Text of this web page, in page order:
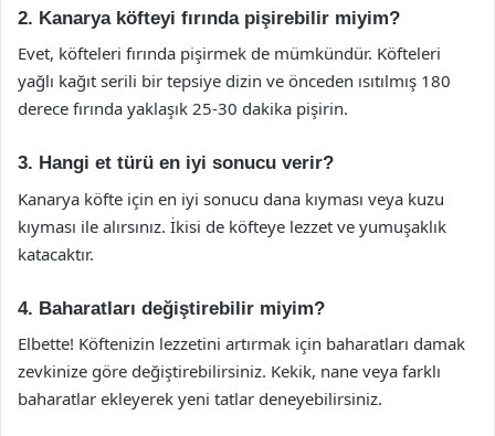
2. Kanarya köfteyi fırında pişirebilir miyim?
Evet, köfteleri fırında pişirmek de mümkündür. Köfteleri
yağlı kağıt serili bir tepsiye dizin ve önceden ısıtılmış 180
derece fırında yaklaşık 25-30 dakika pişirin.
3. Hangi et türü en iyi sonucu verir?
Kanarya köfte için en iyi sonucu dana kıyması veya kuzu
kıyması ile alırsınız. İkisi de köfteye lezzet ve yumuşaklık
katacaktır.
4. Baharatları değiştirebilir miyim?
Elbette! Köftenizin lezzetini artırmak için baharatları damak
zevkinize göre değiştirebilirsiniz. Kekik, nane veya farklı
baharatlar ekleyerek yeni tatlar deneyebilirsiniz.